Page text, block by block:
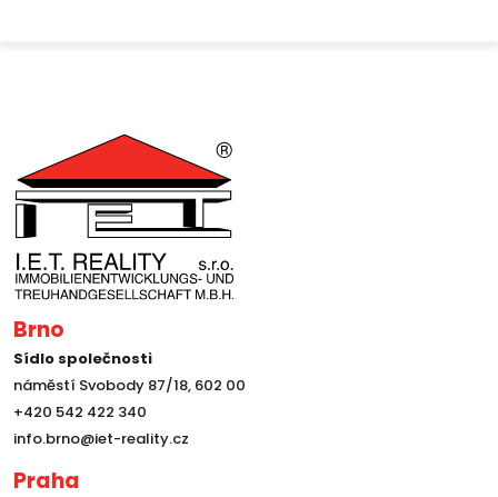
Brno
Sídlo společnosti
náměstí Svobody 87/18, 602 00
+420 542 422 340
info.brno@iet-reality.cz
Praha